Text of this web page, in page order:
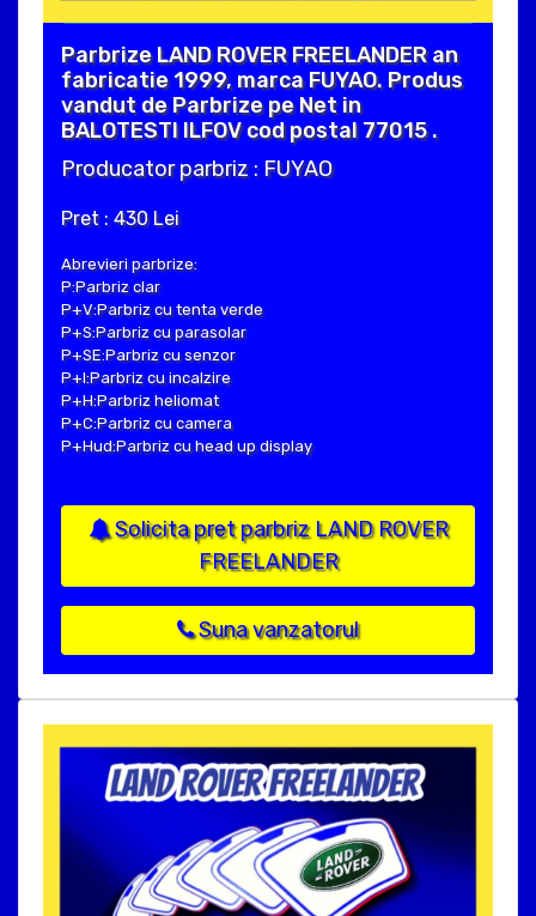
Parbrize LAND ROVER FREELANDER an
fabricatie 1999, marca FUYAO. Produs
vandut de Parbrize pe Net in
BALOTESTI ILFOV cod postal 77015 .
Producator parbriz : FUYAO
Pret : 430 Lei
Abrevieri parbrize:
P:Parbriz clar
P+V:Parbriz cu tenta verde
P+S:Parbriz cu parasolar
P+SE:Parbriz cu senzor
P+I:Parbriz cu incalzire
P+H:Parbriz heliomat
P+C:Parbriz cu camera
P+Hud:Parbriz cu head up display
Solicita pret parbriz LAND ROVER
FREELANDER
Suna vanzatorul